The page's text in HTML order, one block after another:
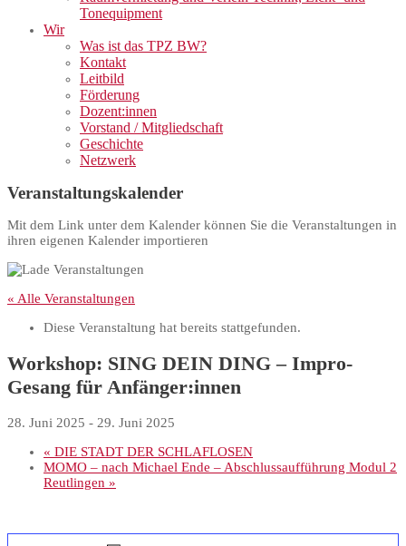
Tonequipment
Wir
Was ist das TPZ BW?
Kontakt
Leitbild
Förderung
Dozent:innen
Vorstand / Mitgliedschaft
Geschichte
Netzwerk
Veranstaltungskalender
Mit dem Link unter dem Kalender können Sie die Veranstaltungen in
ihren eigenen Kalender importieren
« Alle Veranstaltungen
Diese Veranstaltung hat bereits stattgefunden.
Workshop: SING DEIN DING – Impro-
Gesang für Anfänger:innen
28. Juni 2025 - 29. Juni 2025
« DIE STADT DER SCHLAFLOSEN
MOMO – nach Michael Ende – Abschlussaufführung Modul 2
Reutlingen »